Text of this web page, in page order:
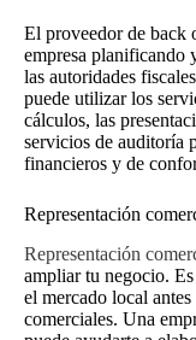
El proveedor de back
empresa planificando
las autoridades
puede utilizar los
cálculos, las
servicios de auditoría
financieros y de
Representación
Representación
ampliar tu negocio.
el mercado local
comerciales. Una